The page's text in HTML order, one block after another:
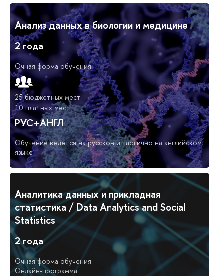
Анализ данных в биологии и медицине
2 года
Очная форма обучения
25 бюджетных мест
10 платных мест
РУС+АНГЛ
Обучение ведется на русском и частично на английском
языке
Аналитика данных и прикладная
статистика / Data Analytics and Social
Statistics
2 года
Очная форма обучения
Онлайн-программа